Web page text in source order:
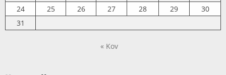
24
25 26 27 28 29
30
31
« Kov